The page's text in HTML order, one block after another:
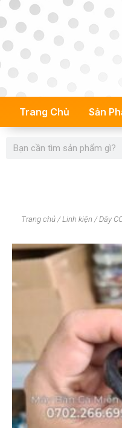
Skip
to
content
Trang Chủ Sản
Search
Trang chủ /Linh kiện / Dây